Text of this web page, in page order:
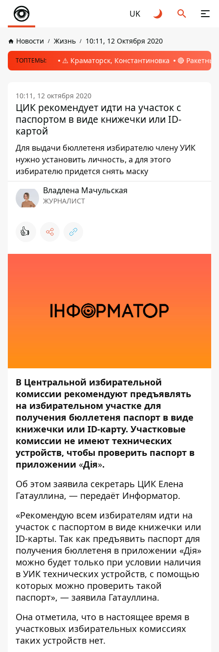
UK
Новости Жизнь 10:11, 12 Октября 2020
ТОПТЕМЫ: ⚠️ Краматорск, Константиновка 🔴
10:11, 12 октября 2020
ЦИК рекомендует идти на участок с
паспортом в виде книжечки или ІD-
картой
Для выдачи бюллетеня избирателю члену УИК
нужно установить личность, а для этого
избирателю придется снять маску
Владлена Мачульская
ЖУРНАЛИСТ
👍
В Центральной избирательной
комиссии рекомендуют предъявлять
на избирательном участке для
получения бюллетеня паспорт в виде
книжечки или ІD-карту. Участковые
комиссии не имеют технических
устройств, чтобы проверить паспорт в
приложении «Дія».
Об этом заявила секретарь ЦИК Елена
Гатауллина, — передаёт Информатор.
«Рекомендую всем избирателям идти на
участок с паспортом в виде книжечки или
ІD-карты. Так как предъявить паспорт для
получения бюллетеня в приложении «Дія»
можно будет только при условии наличия
в УИК технических устройств, с помощью
которых можно проверить такой
паспорт», — заявила Гатауллина.
Она отметила, что в настоящее время в
участковых избирательных комиссиях
таких устройств нет.